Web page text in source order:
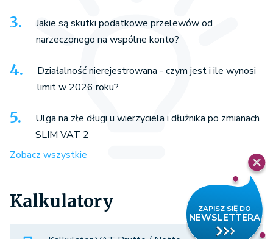
Jakie są skutki podatkowe przelewów od
narzeczonego na wspólne konto?
Działalność nierejestrowana - czym jest i ile wynosi
limit w 2026 roku?
Ulga na złe długi u wierzyciela i dłużnika po zmianach
SLIM VAT 2
Zobacz wszystkie
Kalkulatory